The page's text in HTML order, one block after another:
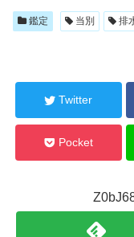
鑑定 当別 排
Twitter
Pocket